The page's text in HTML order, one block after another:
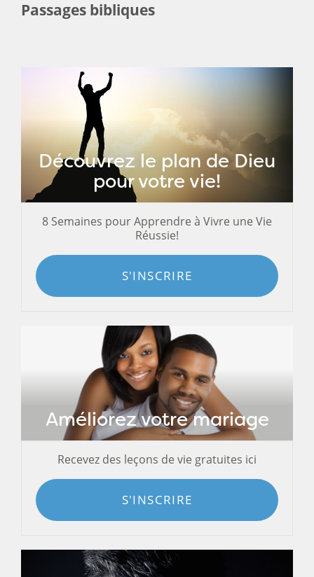
Passages bibliques
Découvrez le plan de Dieu
pour votre vie!
8 Semaines pour Apprendre à Vivre une Vie
Réussie!
S'INSCRIRE
Améliorez votre mariage
Recevez des leçons de vie gratuites ici
S'INSCRIRE